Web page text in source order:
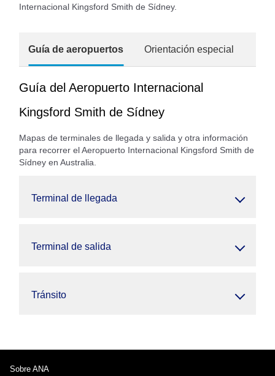
Internacional Kingsford Smith de Sídney.
Guía de aeropuertos Orientación especial
Guía del Aeropuerto Internacional
Kingsford Smith de Sídney
Mapas de terminales de llegada y salida y otra información
para recorrer el Aeropuerto Internacional Kingsford Smith de
Sídney en Australia.
Terminal de llegada
Terminal de salida
Tránsito
Sobre ANA